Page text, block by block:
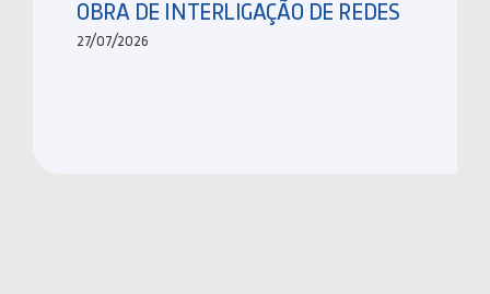
OBRA DE INTERLIGAÇÃO DE REDES
27/07/2026